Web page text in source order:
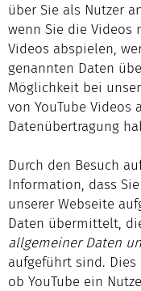
über Sie als Nutzer
wenn Sie die Videos
Videos abspielen,
genannten Daten
Möglichkeit bei
von YouTube Videos
Datenübertragung
Durch den Besuch
Information, dass
unserer Webseite
Daten übermittelt,
allgemeiner Daten
aufgeführt sind.
ob YouTube ein